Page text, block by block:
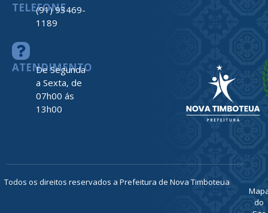
TELEFONE
(91) 93469-
1189
ATENDIMENTO
De Segunda
a Sexta, de
07h00 ás
13h00
Todos os direitos reservados a Prefeitura de Nova Timboteua
do